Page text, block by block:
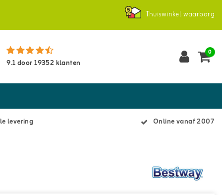
Thuiswinkel waarborg
9.1door19352klanten
0
levering Online vanaf 2007